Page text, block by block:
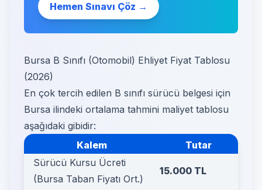
Hemen Sınavı Çöz →
Bursa B Sınıfı (Otomobil) Ehliyet Fiyat Tablosu
(2026)
En çok tercih edilen B sınıfı sürücü belgesi için
Bursa ilindeki ortalama tahmini maliyet tablosu
aşağıdaki gibidir:
Kalem
Tutar
Sürücü Kursu Ücreti
(Bursa Taban Fiyatı Ort.)
15.000 TL